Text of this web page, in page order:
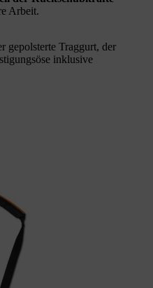
Arbeit.
gepolsterte Traggurt, der
inklusive